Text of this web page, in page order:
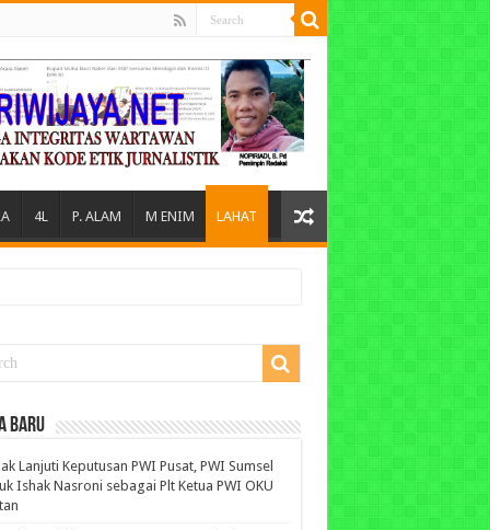
4L P. ALAM M ENIM LAHAT
BARU
Lanjuti Keputusan PWI Pusat, PWI Sumsel
Ishak Nasroni sebagai Plt Ketua PWI OKU